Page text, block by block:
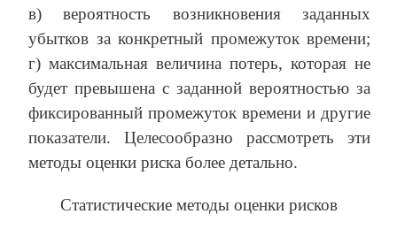
в) вероятность возникновения заданных
убытков за конкретный промежуток времени;
г) максимальная величина потерь, которая не
будет превышена с заданной вероятностью за
фиксированный промежуток времени и другие
показатели. Целесообразно рассмотреть эти
методы оценки риска более детально.
Статистические методы оценки рисков